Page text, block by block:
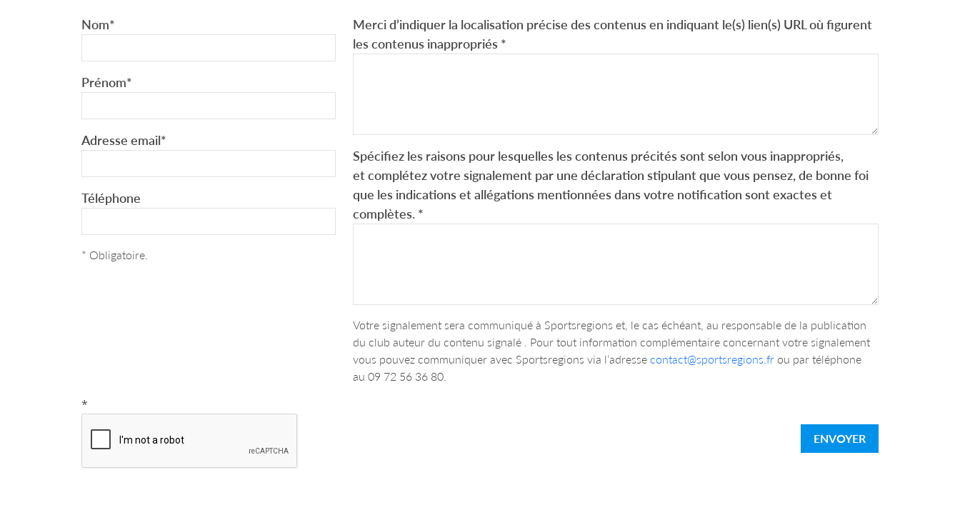
Nom*
Prénom*
Adresse email*
Téléphone
* Obligatoire.
Merci d’indiquer la localisation précise des contenus en indiquant le(s) lien(s) URL où figurent
les contenus inappropriés *
Spécifiez les raisons pour lesquelles les contenus précités sont selon vous inappropriés,
et complétez votre signalement par une déclaration stipulant que vous pensez, de bonne foi
que les indications et allégations mentionnées dans votre notification sont exactes et
complètes. *
Votre signalement sera communiqué à Sportsregions et, le cas échéant, au responsable de la publication
du club auteur du contenu signalé . Pour tout information complémentaire concernant votre signalement
vous pouvez communiquer avec Sportsregions via l’adresse contact@sportsregions.fr ou par téléphone
au 09 72 56 36 80.
*
ENVOYER